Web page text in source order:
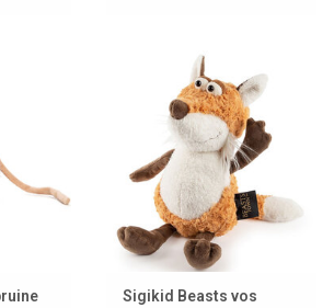
Sigikid Beasts vos